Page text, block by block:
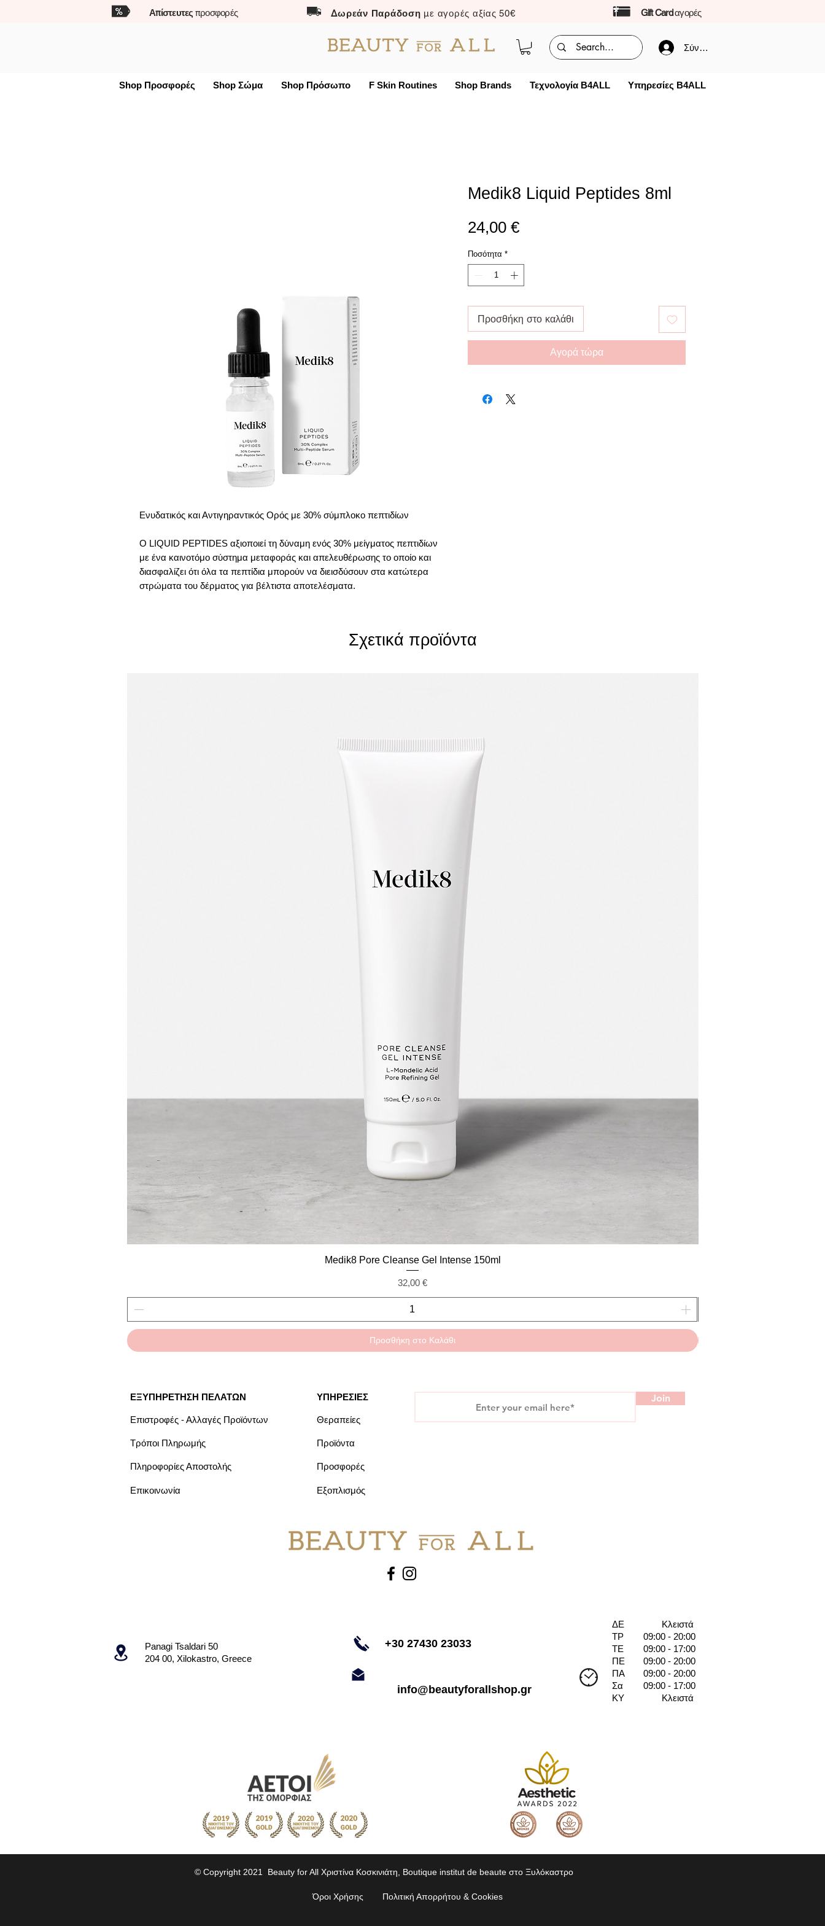
Απίστευτες προσφορές Δωρεάν Παράδοση με αγορές αξίας 50€ Gift Cardαγορές
Σύνδεση
Shop Προσφορές Shop Σώμα Shop Πρόσωπο F Skin Routines Shop Brands Τεχνολογία B4ALL Υπηρεσίες B4ALL
Ενυδατικός και Αντιγηραντικός Ορός με 30% σύμπλοκο πεπτιδίων
Ο LIQUID PEPTIDES αξιοποιεί τη δύναμη ενός 30% μείγματος πεπτιδίων
με ένα καινοτόμο σύστημα μεταφοράς και απελευθέρωσης το οποίο και
διασφαλίζει ότι όλα τα πεπτίδια μπορούν να διεισδύσουν στα κατώτερα
στρώματα του δέρματος για βέλτιστα αποτελέσματα.
Medik8 Liquid Peptides 8ml
24,00 €Τιμή
Ποσότητα *
Προσθήκη στο καλάθι
Αγορά τώρα
Σχετικά προϊόντα
Γρήγορη προβολή
Medik8 Pore Cleanse Gel Intense 150ml
Τιμή
32,00 €
Προσθήκη στο Καλάθι
ΕΞΥΠΗΡΕΤΗΣΗ ΠΕΛΑΤΩΝ
Επιστροφές - Αλλαγές Προϊόντων
Τρόποι Πληρωμής
Πληροφορίες Αποστολής
Επικοινωνία
ΥΠΗΡΕΣΙΕΣ
Θεραπείες
Προϊόντα
Προσφορές
Εξοπλισμός
Join
Panagi Tsaldari 50
204 00, Xilokastro, Greece
+30 27430 23033
info@beautyforallshop.gr
ΔΕ
ΤΡ
ΤΕ
ΠΕ
ΠΑ
Σα
ΚΥ
Κλειστά
09:00 - 20:00
09:00 - 17:00
09:00 - 20:00
09:00 - 20:00
09:00 - 17:00
Κλειστά
© Copyright 2021 Beauty for All Χριστίνα Κοσκινιάτη, Boutique institut de beaute στο Ξυλόκαστρο
Όροι Χρήσης Πολιτική Απορρήτου & Cookies